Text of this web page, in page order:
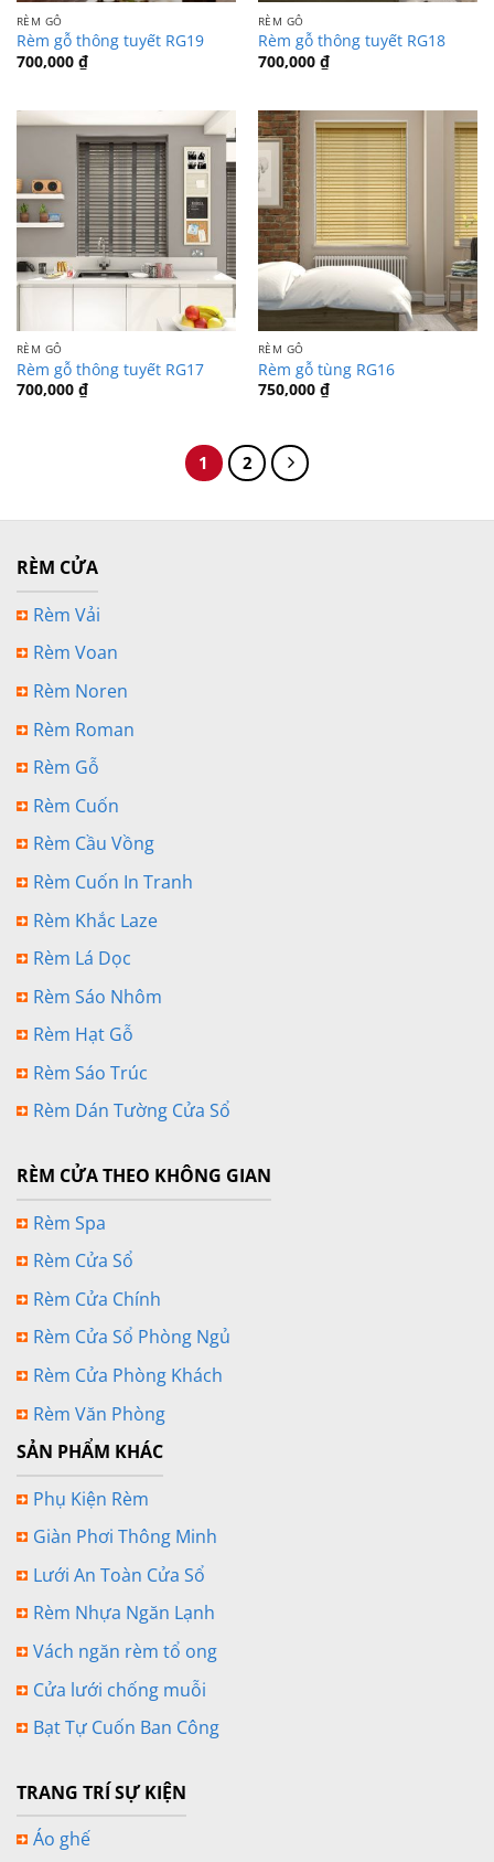
RÈM GỖ
Rèm gỗ thông tuyết RG19
700,000 ₫
RÈM GỖ
Rèm gỗ thông tuyết RG18
700,000 ₫
RÈM GỖ
Rèm gỗ thông tuyết RG17
700,000 ₫
RÈM GỖ
Rèm gỗ tùng RG16
750,000 ₫
1 2
RÈM CỬA
Rèm Vải
Rèm Voan
Rèm Noren
Rèm Roman
Rèm Gỗ
Rèm Cuốn
Rèm Cầu Vồng
Rèm Cuốn In Tranh
Rèm Khắc Laze
Rèm Lá Dọc
Rèm Sáo Nhôm
Rèm Hạt Gỗ
Rèm Sáo Trúc
Rèm Dán Tường Cửa Sổ
RÈM CỬA THEO KHÔNG GIAN
Rèm Spa
Rèm Cửa Sổ
Rèm Cửa Chính
Rèm Cửa Sổ Phòng Ngủ
Rèm Cửa Phòng Khách
Rèm Văn Phòng
SẢN PHẨM KHÁC
Phụ Kiện Rèm
Giàn Phơi Thông Minh
Lưới An Toàn Cửa Sổ
Rèm Nhựa Ngăn Lạnh
Vách ngăn rèm tổ ong
Cửa lưới chống muỗi
Bạt Tự Cuốn Ban Công
TRANG TRÍ SỰ KIỆN
Áo ghế